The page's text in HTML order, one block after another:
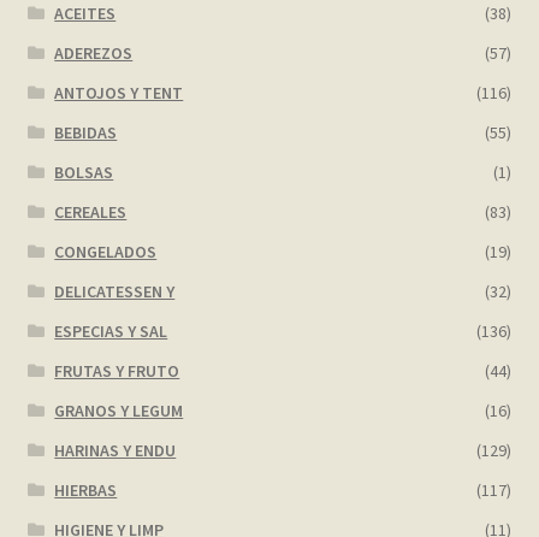
ACEITES
(38)
ADEREZOS
(57)
ANTOJOS Y TENT
(116)
BEBIDAS
(55)
BOLSAS
(1)
CEREALES
(83)
CONGELADOS
(19)
DELICATESSEN Y
(32)
ESPECIAS Y SAL
(136)
FRUTAS Y FRUTO
(44)
GRANOS Y LEGUM
(16)
HARINAS Y ENDU
(129)
HIERBAS
(117)
HIGIENE Y LIMP
(11)